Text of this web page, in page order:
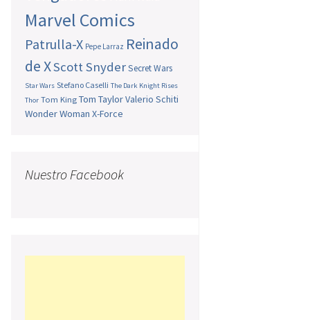
Marvel Comics
Patrulla-X Pepe Larraz Reinado
de XScott SnyderSecret Wars
Star Wars Stefano Caselli The Dark Knight Rises
Thor Tom King Tom TaylorValerio Schiti
Wonder Woman X-Force
Nuestro Facebook